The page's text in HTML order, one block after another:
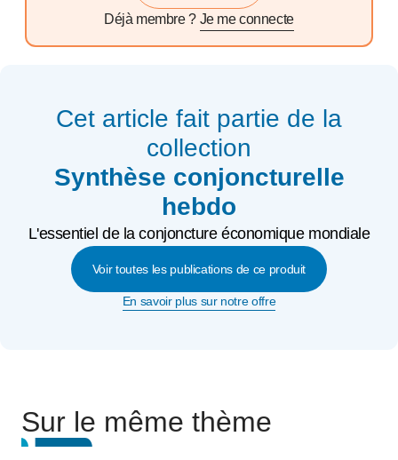
Déjà membre ? Je me connecte
Cet article fait partie de la
collection
Synthèse conjoncturelle
hebdo
L'essentiel de la conjoncture économique mondiale
Voir toutes les publications de ce produit
En savoir plus sur notre offre
Sur le même thème